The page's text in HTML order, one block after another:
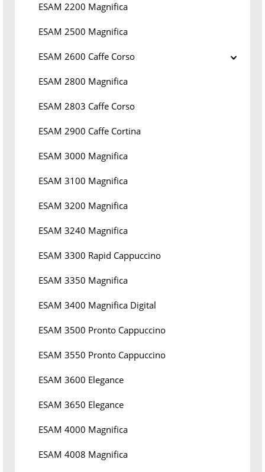
ESAM 2200 Magnifica
ESAM 2500 Magnifica
ESAM 2600 Caffe Corso
ESAM 2800 Magnifica
ESAM 2803 Caffe Corso
ESAM 2900 Caffe Cortina
ESAM 3000 Magnifica
ESAM 3100 Magnifica
ESAM 3200 Magnifica
ESAM 3240 Magnifica
ESAM 3300 Rapid Cappuccino
ESAM 3350 Magnifica
ESAM 3400 Magnifica Digital
ESAM 3500 Pronto Cappuccino
ESAM 3550 Pronto Cappuccino
ESAM 3600 Elegance
ESAM 3650 Elegance
ESAM 4000 Magnifica
ESAM 4008 Magnifica